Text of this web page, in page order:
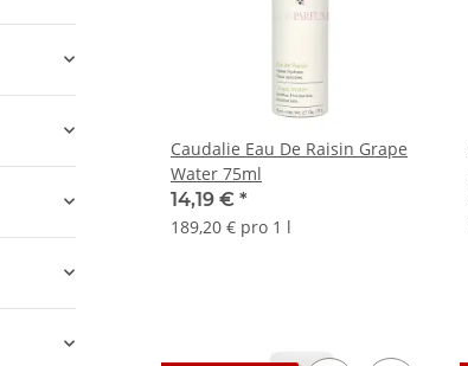
Caudalie Eau De Raisin Grape
Water 75ml
14,19 € *
189,20 € pro 1 l